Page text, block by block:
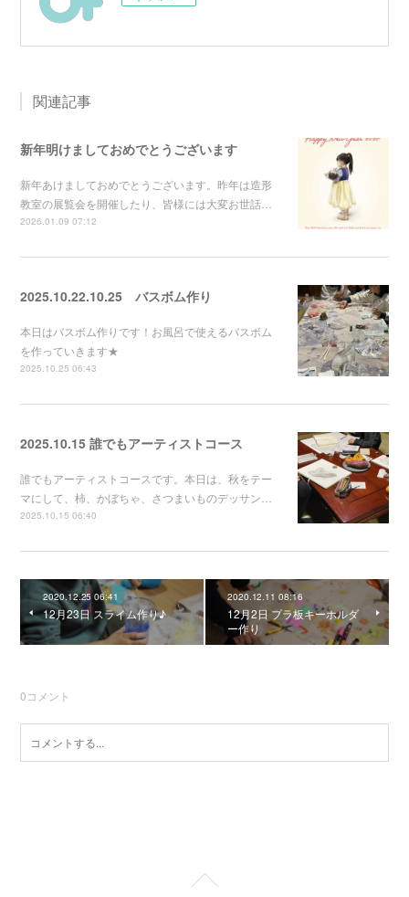
関連記事
新年明けましておめでとうございます
新年あけましておめでとうございます。昨年は造形
教室の展覧会を開催したり、皆様には大変お世話…
2026.01.09 07:12
2025.10.22.10.25 バスボム作り
本日はバスボム作りです！お風呂で使えるバスボム
を作っていきます★
2025.10.25 06:43
2025.10.15 誰でもアーティストコース
誰でもアーティストコースです。本日は、秋をテー
マにして、柿、かぼちゃ、さつまいものデッサン…
2025.10.15 06:40
2020.12.25 06:41
12月23日 スライム作り♪
2020.12.11 08:16
12月2日 プラ板キーホルダ
ー作り
0コメント